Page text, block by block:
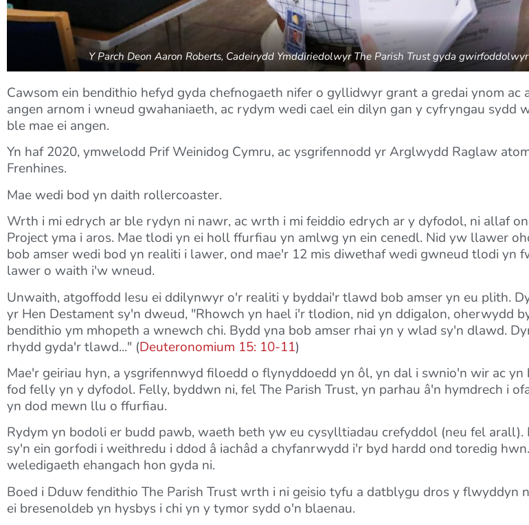
Y Parch Deon Aaron Roberts, Cadeirydd Ymddiriedolwyr The Parish Trust gyda
Cawsom ein bendithio hefyd gyda chefnogaeth nifer o gyllidwyr grant a gredai ynom
angen arnom i wneud gwahaniaeth, ac rydym wedi cael ein dilyn gan y cyfryngau sydd
ble mae ei angen.
Yn haf 2020, ymwelodd Prif Weinidog Cymru, ac ysgrifennodd yr Arglwydd Raglaw
Frenhines.
Mae wedi bod yn daith rollercoaster.
Wrth i mi edrych ar ble rydyn ni nawr, ac wrth i mi feiddio edrych ar y dyfodol, ni allaf
Project yma i aros. Mae tlodi yn ei holl ffurfiau yn amlwg yn ein cenedl. Nid yw llawer
bob amser wedi bod yn realiti i lawer, ond mae'r 12 mis diwethaf wedi gwneud tlodi yn
lawer o waith i'w wneud.
Unwaith, atgoffodd Iesu ei ddilynwyr o'r realiti y byddai'r tlawd bob amser yn eu plith.
yr Hen Destament sy'n dweud, "Rhowch yn hael i'r tlodion, nid yn ddigalon, oherwydd
bendithio ym mhopeth a wnewch chi. Bydd yna bob amser rhai yn y wlad sy'n dlawd.
rhydd gyda'r tlawd..." (Deuteronomium 15: 10-11)
Mae'r geiriau hyn, a ysgrifennwyd filoedd o flynyddoedd yn ôl, yn dal i swnio'n wir ac
fod felly yn y dyfodol. Felly, byddwn ni, fel The Parish Trust, yn parhau â'n hymdrech i
yn dod mewn llu o ffurfiau.
Rydym yn bodoli er budd pawb, waeth beth yw eu cysylltiadau crefyddol (neu fel
sy'n ein gorfodi i weithredu i ddod â iachâd a chyfanrwydd i'r byd hardd ond toredig
weledigaeth ehangach hon gyda ni.
Boed i Dduw fendithio The Parish Trust wrth i ni geisio tyfu a datblygu dros y flwyddyn
ei bresenoldeb yn hysbys i chi yn y tymor sydd o'n blaenau.